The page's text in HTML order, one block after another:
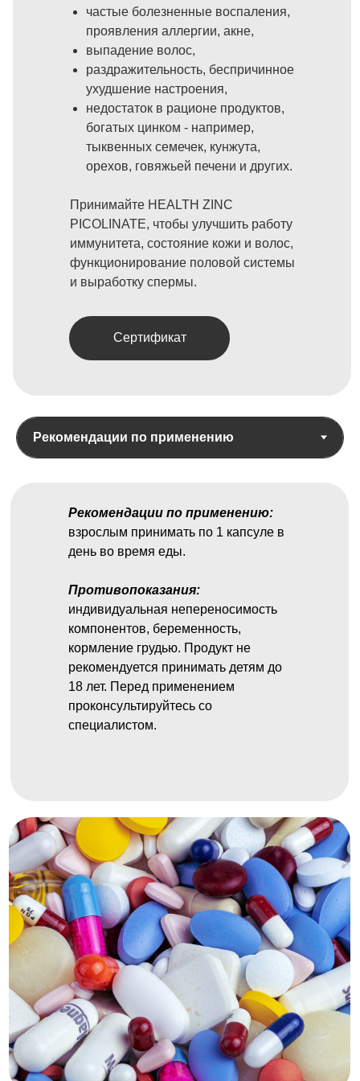
частые болезненные воспаления,
проявления аллергии, акне,
выпадение волос,
раздражительность, беспричинное
ухудшение настроения,
недостаток в рационе продуктов,
богатых цинком - например,
тыквенных семечек, кунжута,
орехов, говяжьей печени и других.
Принимайте HEALTH ZINC
PICOLINATE, чтобы улучшить работу
иммунитета, состояние кожи и волос,
функционирование половой системы
и выработку спермы.
Сертификат
Рекомендации по применению:
взрослым принимать по 1 капсуле в
день во время еды.
Противопоказания:
индивидуальная непереносимость
компонентов, беременность,
кормление грудью. Продукт не
рекомендуется принимать детям до
18 лет. Перед применением
проконсультируйтесь со
специалистом.